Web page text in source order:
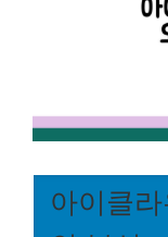
아이클